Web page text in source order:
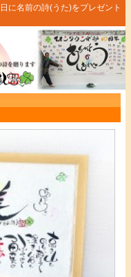
に名前の詩(うた)をプレゼント